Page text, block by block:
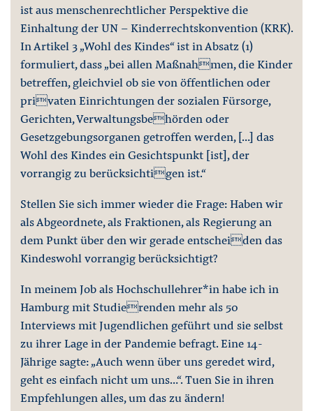
ist aus menschenrechtlicher Perspektive die
Einhaltung der UN – Kinderrechtskonvention (KRK).
In Artikel 3 „Wohl des Kindes“ ist in Absatz (1)
formuliert, dass „bei allen Maßnahmen, die Kinder
betreffen, gleichviel ob sie von öffentlichen oder
privaten Einrichtungen der sozialen Fürsorge,
Gerichten, Verwaltungsbehörden oder
Gesetzgebungsorganen getroffen werden, […] das
Wohl des Kindes ein Gesichtspunkt [ist], der
vorrangig zu berücksichtigen ist.“
Stellen Sie sich immer wieder die Frage: Haben wir
als Abgeordnete, als Fraktionen, als Regierung an
dem Punkt über den wir gerade entscheiden das
Kindeswohl vorrangig berücksichtigt?
In meinem Job als Hochschullehrer*in habe ich in
Hamburg mit Studierenden mehr als 50
Interviews mit Jugendlichen geführt und sie selbst
zu ihrer Lage in der Pandemie befragt. Eine 14-
Jährige sagte: „Auch wenn über uns geredet wird,
geht es einfach nicht um uns…“. Tuen Sie in ihren
Empfehlungen alles, um das zu ändern!